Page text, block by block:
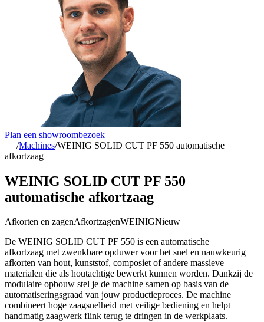
Plan een showroombezoek
/Machines/WEINIG SOLID CUT PF 550 automatische
afkortzaag
WEINIG SOLID CUT PF 550
automatische afkortzaag
Afkorten en zagenAfkortzagenWEINIGNieuw
De WEINIG SOLID CUT PF 550 is een automatische
afkortzaag met zwenkbare opduwer voor het snel en nauwkeurig
afkorten van hout, kunststof, composiet of andere massieve
materialen die als houtachtige bewerkt kunnen worden. Dankzij de
modulaire opbouw stel je de machine samen op basis van de
automatiseringsgraad van jouw productieproces. De machine
combineert hoge zaagsnelheid met veilige bediening en helpt
handmatig zaagwerk flink terug te dringen in de werkplaats.